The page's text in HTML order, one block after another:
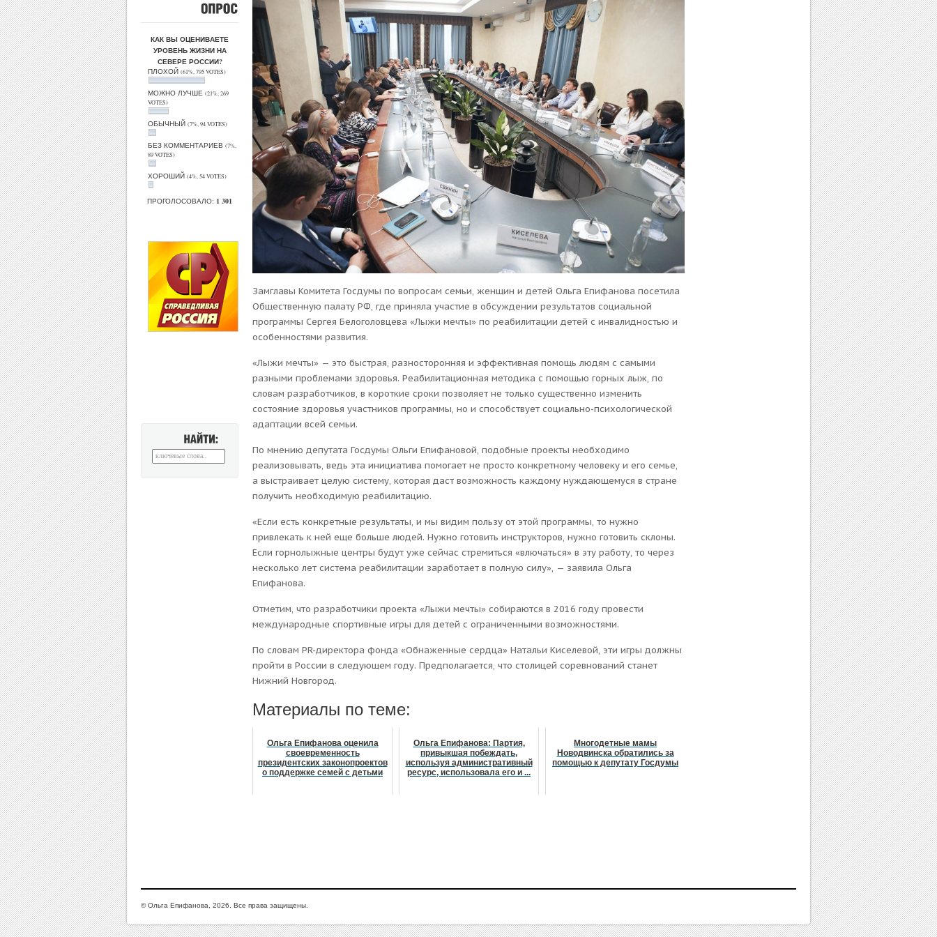
КАК ВЫ ОЦЕНИВАЕТЕ
УРОВЕНЬ ЖИЗНИ НА
СЕВЕРЕ РОССИИ?
ПЛОХОЙ (61%, 795 VOTES)
МОЖНО ЛУЧШЕ (21%, 269
VOTES)
ОБЫЧНЫЙ (7%, 94 VOTES)
БЕЗ КОММЕНТАРИЕВ (7%,
89 VOTES)
ХОРОШИЙ (4%, 54 VOTES)
ПРОГОЛОСОВАЛО: 1 301
Замглавы Комитета Госдумы по вопросам семьи, женщин и детей Ольга Епифанова посетила
Общественную палату РФ, где приняла участие в обсуждении результатов социальной
программы Сергея Белоголовцева «Лыжи мечты» по реабилитации детей с инвалидностью и
особенностями развития.
«Лыжи мечты» — это быстрая, разносторонняя и эффективная помощь людям с самыми
разными проблемами здоровья. Реабилитационная методика с помощью горных лыж, по
словам разработчиков, в короткие сроки позволяет не только существенно изменить
состояние здоровья участников программы, но и способствует социально-психологической
адаптации всей семьи.
По мнению депутата Госдумы Ольги Епифановой, подобные проекты необходимо
реализовывать, ведь эта инициатива помогает не просто конкретному человеку и его семье,
а выстраивает целую систему, которая даст возможность каждому нуждающемуся в стране
получить необходимую реабилитацию.
«Если есть конкретные результаты, и мы видим пользу от этой программы, то нужно
привлекать к ней еще больше людей. Нужно готовить инструкторов, нужно готовить склоны.
Если горнолыжные центры будут уже сейчас стремиться «влючаться» в эту работу, то через
несколько лет система реабилитации заработает в полную силу», — заявила Ольга
Епифанова.
Отметим, что разработчики проекта «Лыжи мечты» собираются в 2016 году провести
международные спортивные игры для детей с ограниченными возможностями.
По словам PR-директора фонда «Обнаженные сердца» Натальи Киселевой, эти игры должны
пройти в России в следующем году. Предполагается, что столицей соревнований станет
Нижний Новгород.
Материалы по теме:
Ольга Епифанова оценила
своевременность
президентских законопроектов
о поддержке семей с детьми
Ольга Епифанова: Партия,
привыкшая побеждать,
используя административный
ресурс, использовала его и ...
Многодетные мамы
Новодвинска обратились за
помощью к депутату Госдумы
© Ольга Епифанова, 2026. Все права защищены.